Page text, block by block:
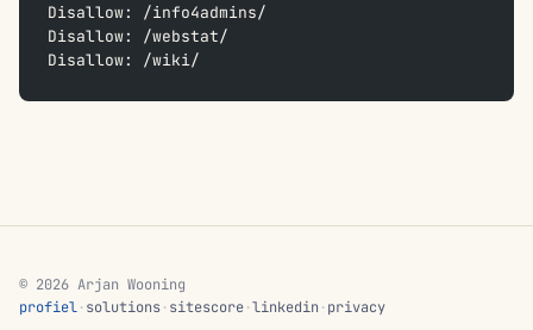
Disallow: /info4admins/
Disallow: /webstat/
Disallow: /wiki/
© 2026 Arjan Wooning
profiel·solutions·sitescore·linkedin ·privacy